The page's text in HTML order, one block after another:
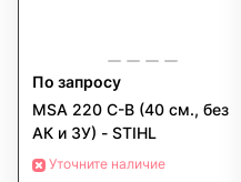
По запросу
MSA 220 C-B (40 см., без
АК и ЗУ) - STIHL
Уточните наличие